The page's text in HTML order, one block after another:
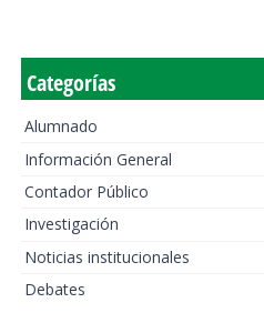
Categorías
Alumnado
Información General
Contador Público
Investigación
Noticias institucionales
Debates